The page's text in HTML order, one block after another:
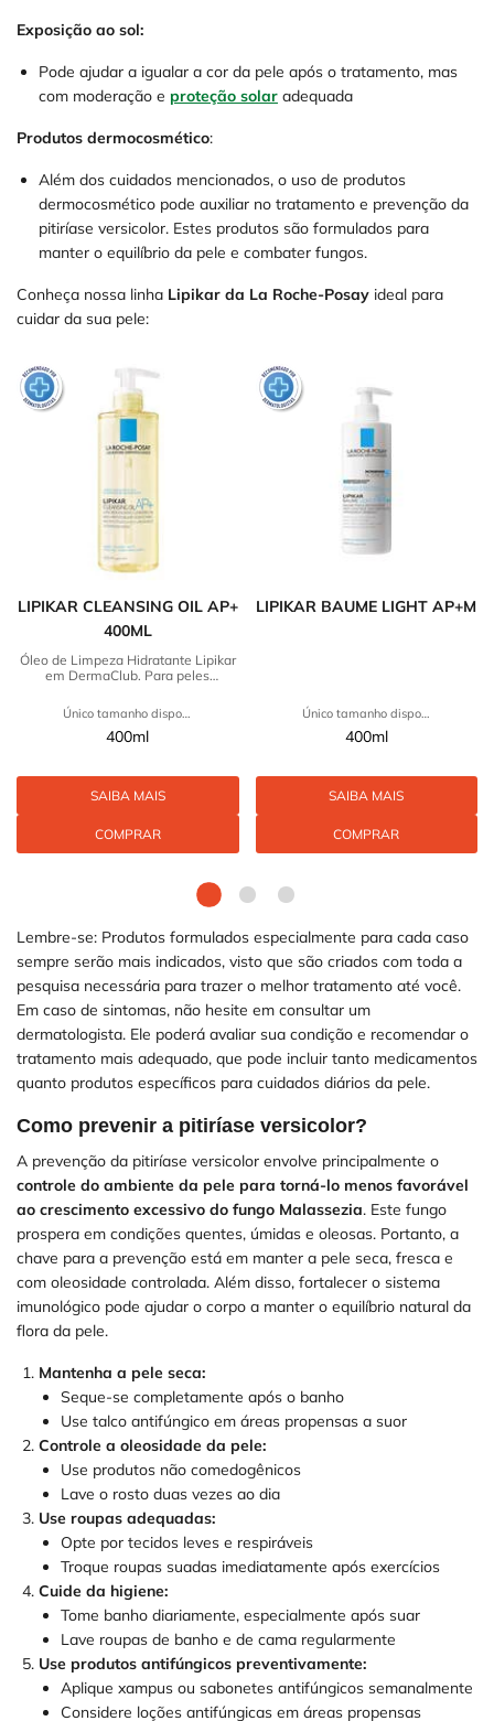
Exposição ao sol:
Pode ajudar a igualar a cor da pele após o tratamento, mas
com moderação e proteção solar adequada
Produtos dermocosmético:
Além dos cuidados mencionados, o uso de produtos
dermocosmético pode auxiliar no tratamento e prevenção da
pitiríase versicolor. Estes produtos são formulados para
manter o equilíbrio da pele e combater fungos.
Conheça nossa linha Lipikar da La Roche-Posay ideal para
cuidar da sua pele:
LIPIKAR CLEANSING OIL AP+
400ML
Óleo de Limpeza Hidratante Lipikar
em DermaClub. Para peles
eficácia anticoceira. Tente agora!
Único tamanho disponível
400ml
SAIBA MAIS
COMPRAR
LIPIKAR BAUME LIGHT AP+M
Único tamanho disponível
400ml
SAIBA MAIS
COMPRAR
Lembre-se: Produtos formulados especialmente para cada caso
sempre serão mais indicados, visto que são criados com toda a
pesquisa necessária para trazer o melhor tratamento até você.
Em caso de sintomas, não hesite em consultar um
dermatologista. Ele poderá avaliar sua condição e recomendar o
tratamento mais adequado, que pode incluir tanto medicamentos
quanto produtos específicos para cuidados diários da pele.
Como prevenir a pitiríase versicolor?
A prevenção da pitiríase versicolor envolve principalmente o
controle do ambiente da pele para torná-lo menos favorável
ao crescimento excessivo do fungo Malassezia. Este fungo
prospera em condições quentes, úmidas e oleosas. Portanto, a
chave para a prevenção está em manter a pele seca, fresca e
com oleosidade controlada. Além disso, fortalecer o sistema
imunológico pode ajudar o corpo a manter o equilíbrio natural da
flora da pele.
Mantenha a pele seca:
Seque-se completamente após o banho
Use talco antifúngico em áreas propensas a suor
Controle a oleosidade da pele:
Use produtos não comedogênicos
Lave o rosto duas vezes ao dia
Use roupas adequadas:
Opte por tecidos leves e respiráveis
Troque roupas suadas imediatamente após exercícios
Cuide da higiene:
Tome banho diariamente, especialmente após suar
Lave roupas de banho e de cama regularmente
Use produtos antifúngicos preventivamente:
Aplique xampus ou sabonetes antifúngicos semanalmente
Considere loções antifúngicas em áreas propensas